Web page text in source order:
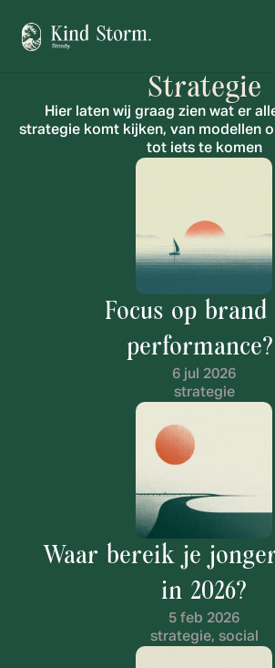
Strategie
Hier laten wij graag zien wat er
strategie komt kijken, van modellen
tot iets te komen
Focus op brand
performance?
6 jul 2026
strategie
Waar bereik je
in 2026?
5 feb 2026
strategie, social